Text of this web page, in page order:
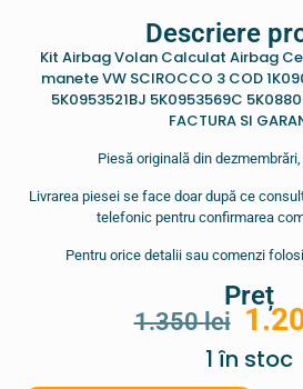
Descriere
Kit Airbag Volan Calculat Airbag
manete VW SCIROCCO 3 COD
5K0953521BJ 5K0953569C
FACTURA SI
Piesă originală din
Livrarea piesei se face doar după ce
telefonic pentru confirmarea
Pentru orice detalii sau comenzi
Preț
1.350lei
1 în stoc